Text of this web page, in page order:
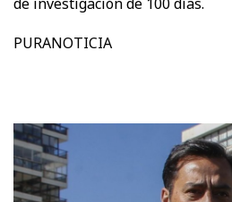
PURANOTICIA